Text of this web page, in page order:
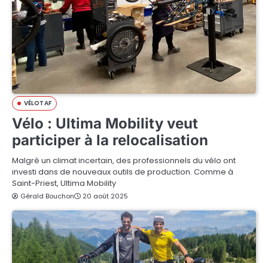
VÉLOTAF
Vélo : Ultima Mobility veut
participer à la relocalisation
Malgré un climat incertain, des professionnels du vélo ont
investi dans de nouveaux outils de production. Comme à
Saint-Priest, Ultima Mobility
Gérald Bouchon 20 août 2025